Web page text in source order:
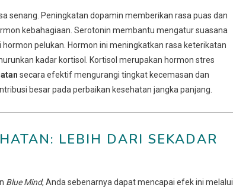
senang. Peningkatan dopamin memberikan rasa puas dan
kebahagiaan. Serotonin membantu mengatur suasana
pelukan. Hormon ini meningkatkan rasa keterikatan
kadar kortisol. Kortisol merupakan hormon stres
secara efektif mengurangi tingkat kecemasan dan
besar pada perbaikan kesehatan jangka panjang.
LEBIH DARI SEKADAR
Blue Mind, Anda sebenarnya dapat mencapai efek ini melalui